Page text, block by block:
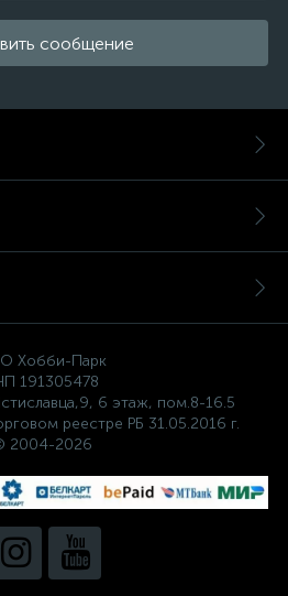
сообщение
Хобби-Парк
191305478
6 этаж, пом.8-16.5
реестре РБ 31.05.2016 г.
2004-2026